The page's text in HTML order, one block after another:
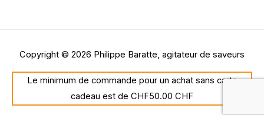
Copyright © 2026 Philippe Baratte, agitateur de saveurs
Le minimum de commande pour un achat sans carte
cadeau est de CHF50.00 CHF